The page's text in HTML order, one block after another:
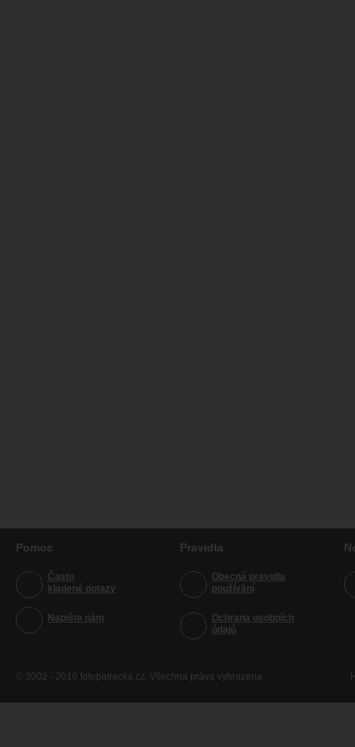
Pomoc
Často
kladené dotazy
Napište nám
Pravidla
Obecná pravidla
používání
Ochrana osobních
údajů
© 2002 - 2016 fotopatracka.cz. Všechna práva vyhrazena